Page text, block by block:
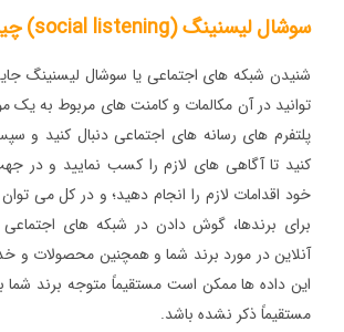
سوشال لیسنینگ (social listening) چیست ؟
شنیدن شبکه های اجتماعی یا سوشال لیسنینگ
توانید در آن مکالمات و کامنت های مربوط به یک
پلتفرم‌ های رسانه ‌های اجتماعی دنبال کنید و
کنید تا آگاهی های لازم را کسب نمایید و در
خود اقدامات لازم را انجام دهید؛ و در کل می
برای برندها، گوش دادن در شبکه های اجتماعی
آنلاین در مورد برند شما و همچنین محصولات و
این داده ها ممکن است مستقیماً متوجه برند
مستقیماً ذکر نشده باشد.